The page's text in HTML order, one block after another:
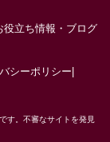
役立ち情報・ブログ
シーポリシー
す。不審なサイトを発見